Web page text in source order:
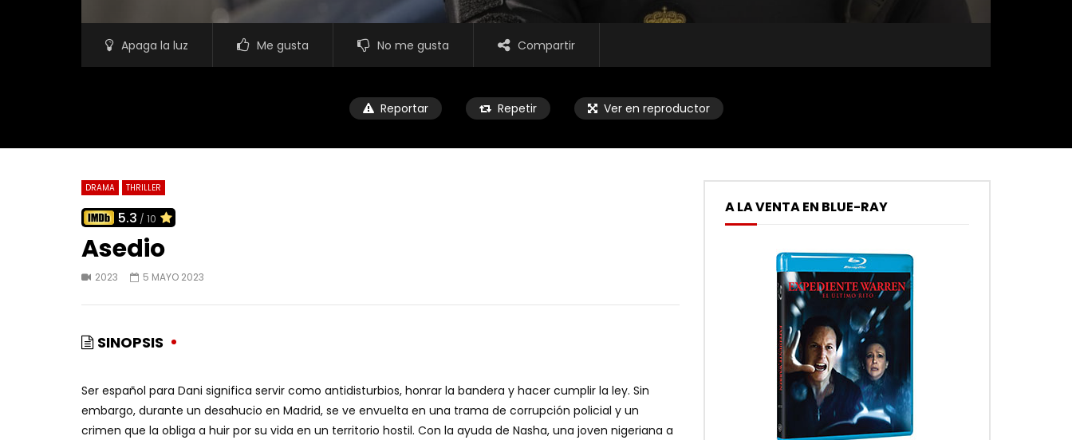
Apaga la luz Me gusta No me gusta Compartir
Reportar Repetir Ver en reproductor
DRAMA THRILLER
5.3 / 10
Asedio
2023 5 MAYO 2023
SINOPSIS
Ser español para Dani significa servir como antidisturbios, honrar la bandera y hacer cumplir la ley. Sin
embargo, durante un desahucio en Madrid, se ve envuelta en una trama de corrupción policial y un
crimen que la obliga a huir por su vida en un territorio hostil. Con la ayuda de Nasha, una joven nigeriana a
A LA VENTA EN BLUE-RAY